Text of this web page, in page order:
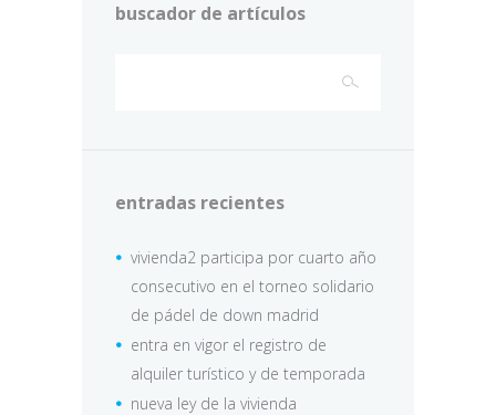
buscador de artículos
entradas recientes
vivienda2 participa por cuarto año
consecutivo en el torneo solidario
de pádel de down madrid
entra en vigor el registro de
alquiler turístico y de temporada
nueva ley de la vivienda